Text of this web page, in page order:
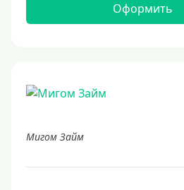
Оформить
Мигом Займ